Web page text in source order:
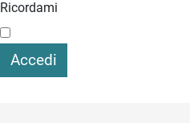
Ricordami
Accedi